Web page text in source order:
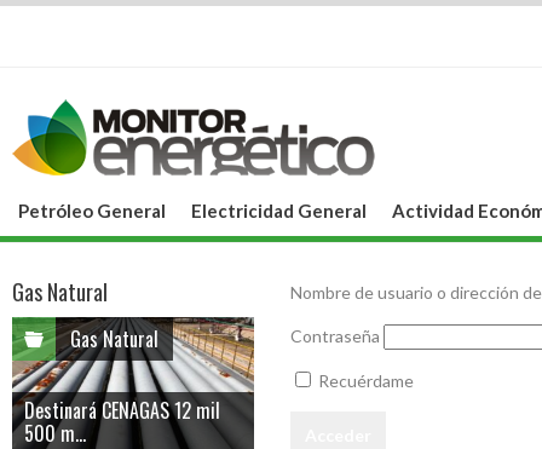
Petróleo General Electricidad General Actividad
Nombre de usuario o dirección
Contraseña
Recuérdame
Gas Natural
Gas Natural
Destinará CENAGAS 12 mil
500 m...